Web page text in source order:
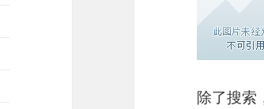
除了搜索